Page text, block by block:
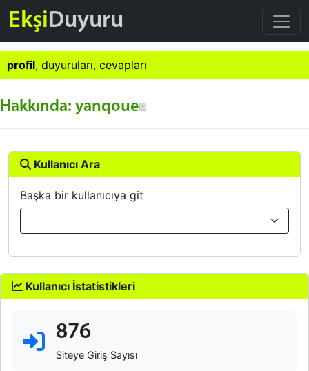
EkşiDuyuru
profil, duyuruları, cevapları
Hakkında: yanqoue
Kullanıcı Ara
Başka bir kullanıcıya git
Kullanıcı İstatistikleri
876
Siteye Giriş Sayısı